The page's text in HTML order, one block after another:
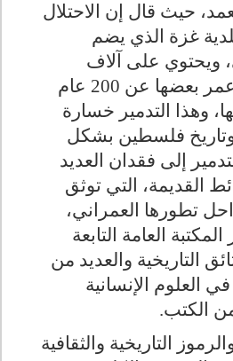
حيث قال إن الاحتلال
غزة الذي يضم
ويحتوي على آلاف
الوثائق التي يزيد عمر بعضها عن 200 عام
وهذا التدمير خسارة
وتاريخ فلسطين بشكل
إلى فقدان العديد
القديمة، التي توثق
تطورها العمراني،
العامة التابعة
التاريخية والعديد من
العلوم الإنسانية
الكتب.
التاريخية والثقافية